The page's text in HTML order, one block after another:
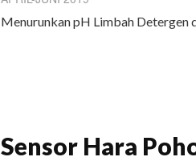
Menurunkan pH Limbah Detergen
Sensor Hara